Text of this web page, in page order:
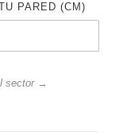
PARED (CM)
sector →